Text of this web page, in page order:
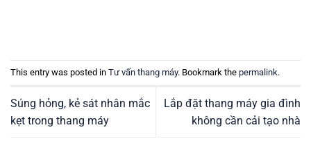
This entry was posted in Tư vấn thang máy. Bookmark the permalink.
Súng hỏng, kẻ sát nhân mắc
kẹt trong thang máy
Lắp đặt thang máy gia đình
không cần cải tạo nhà